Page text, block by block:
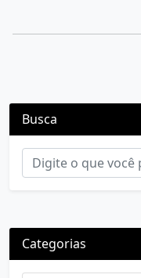
Busca
Categorias